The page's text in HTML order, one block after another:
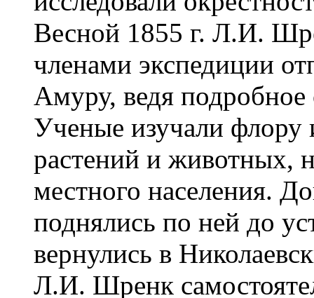
Весной 1855 г. Л.И.
членами экспедиции
Амуру, ведя
Ученые изучали флору
растений и животных,
местного населения.
поднялись по ней до
вернулись в
Л.И. Шренк